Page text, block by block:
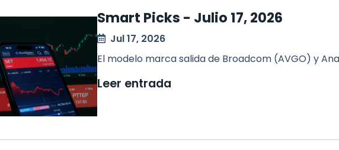
Smart Picks - Julio 17, 2026
Jul 17, 2026
El modelo marca salida de Broadcom (AVGO) y
Leer entrada